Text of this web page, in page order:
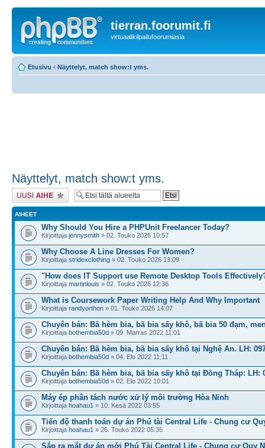
tierran.foorumit.fi
virtuaalikilpailufoorumiasia
Etusivu ‹ Näyttelyt, match show:t yms.
Näyttelyt, match show:t yms.
Lähetä uusi viesti
AIHEET
Why Should You Hire a PHPUnit Freelancer Today?
Kirjoittaja jennysmith » 02. Touko 2026 10:57
Why Choose A Line Dresses For Women?
Kirjoittaja stridexclothing » 02. Touko 2026 13:09
"How does IT Support use Remote Desktop Tools
Kirjoittaja martinlouis » 02. Touko 2026 12:36
What is Coursework Paper Writing Help And Why Important
Kirjoittaja randyorthon » 01. Touko 2026 14:07
Chuyên bán: Bã hèm bia, bã bia sấy khô, bã bia 50 đạm,
Kirjoittaja bothembia50d » 09. Marras 2022 11:01
Chuyên bán: Bã hèm bia, bã bia sấy khô tại Nghệ An. LH:
Kirjoittaja bothembia50d » 04. Elo 2022 11:11
Chuyên bán: Bã hèm bia, bã bia sấy khô tại Đồng Tháp: LH:
Kirjoittaja bothembia50d » 02. Elo 2022 10:01
Máy ép phân tách nước xử lý môi trường Hòa Ninh
Kirjoittaja hoahau1 » 10. Kesä 2022 03:55
Tiến độ thanh toán dự án Phú tài Central Life - Chung cư
Kirjoittaja hoahau1 » 26. Touko 2022 05:35
Sắp ra mắt dự án mới Phú Tài Central Life - Chung cư Quy